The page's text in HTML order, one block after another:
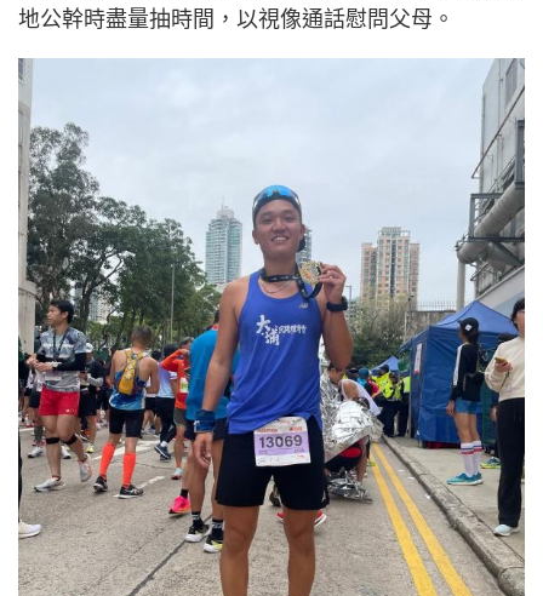
地公幹時盡量抽時間，以視像通話慰問父母。